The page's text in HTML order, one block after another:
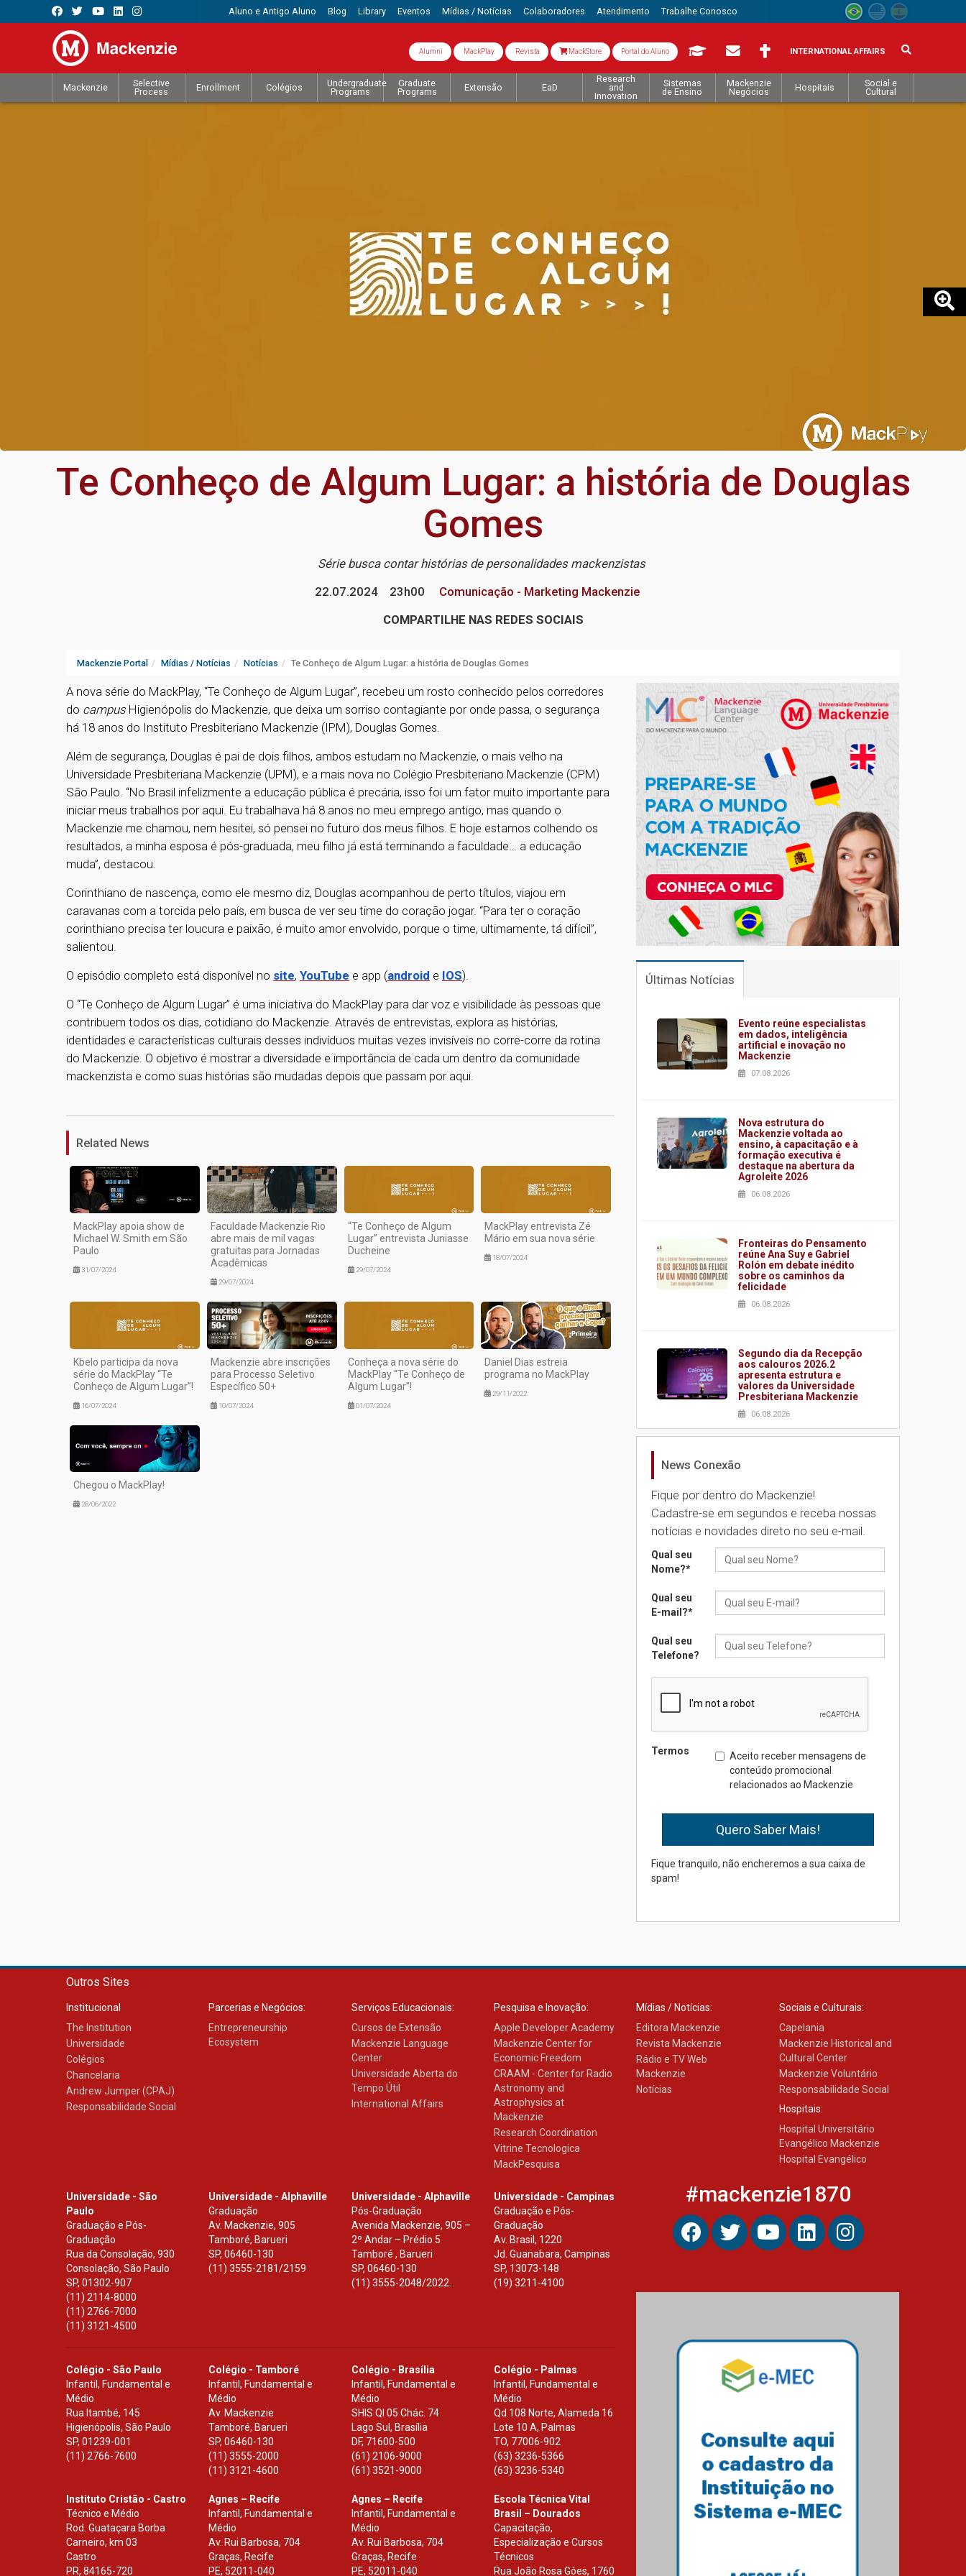
Aluno e Antigo Aluno Blog Library Eventos Mídias / Notícias Colaboradores Atendimento Trabalhe Conosco
Alumni MackPlay Revista MackStore Portal do Aluno INTERNATIONAL AFFAIRS
Mackenzie
Selective
Process
Enrollment Colégios
Undergraduate
Programs
Graduate
Programs
Extensão EaD
Research
and
Innovation
Sistemas
de Ensino
Mackenzie
Negócios
Hospitais
Social e
Cultural
Te Conheço de Algum Lugar: a história de Douglas
Gomes
Série busca contar histórias de personalidades mackenzistas
22.07.2024
23h00
Comunicação - Marketing Mackenzie
COMPARTILHE NAS REDES SOCIAIS
Mackenzie Portal Mídias / Notícias Notícias Te Conheço de Algum Lugar: a história de Douglas Gomes
A nova série do MackPlay, “Te Conheço de Algum Lugar”, recebeu um rosto conhecido pelos corredores
do campusHigienópolis do Mackenzie, que deixa um sorriso contagiante por onde passa, o segurança
há 18 anos do Instituto Presbiteriano Mackenzie (IPM), Douglas Gomes.
Além de segurança, Douglas é pai de dois filhos, ambos estudam no Mackenzie, o mais velho na
Universidade Presbiteriana Mackenzie (UPM), e a mais nova no Colégio Presbiteriano Mackenzie (CPM)
São Paulo. “No Brasil infelizmente a educação pública é precária, isso foi um fator muito importante para
iniciar meus trabalhos por aqui. Eu trabalhava há 8 anos no meu emprego antigo, mas quando o
Mackenzie me chamou, nem hesitei, só pensei no futuro dos meus filhos. E hoje estamos colhendo os
resultados, a minha esposa é pós-graduada, meu filho já está terminando a faculdade… a educação
muda”, destacou.
Corinthiano de nascença, como ele mesmo diz, Douglas acompanhou de perto títulos, viajou em
caravanas com a torcida pelo país, em busca de ver seu time do coração jogar. “Para ter o coração
corinthiano precisa ter loucura e paixão, é muito amor envolvido, porque o time, ultimamente, tá difícil”,
salientou.
O episódio completo está disponível no site, YouTube e app (android e IOS).
O “Te Conheço de Algum Lugar” é uma iniciativa do MackPlay para dar voz e visibilidade às pessoas que
contribuem todos os dias, cotidiano do Mackenzie. Através de entrevistas, explora as histórias,
identidades e características culturais desses indivíduos muitas vezes invisíveis no corre-corre da rotina
do Mackenzie. O objetivo é mostrar a diversidade e importância de cada um dentro da comunidade
mackenzista e como suas histórias são mudadas depois que passam por aqui.
1
Related News
MackPlay apoia show de
Michael W. Smith em São
Paulo
31/07/2024
Faculdade Mackenzie Rio
abre mais de mil vagas
gratuitas para Jornadas
Acadêmicas
29/07/2024
“Te Conheço de Algum
Lugar” entrevista Juniasse
Ducheine
29/07/2024
MackPlay entrevista Zé
Mário em sua nova série
18/07/2024
Kbelo participa da nova
série do MackPlay “Te
Conheço de Algum Lugar”!
16/07/2024
Mackenzie abre inscrições
para Processo Seletivo
Específico 50+
10/07/2024
Conheça a nova série do
MackPlay “Te Conheço de
Algum Lugar”!
01/07/2024
Daniel Dias estreia
programa no MackPlay
29/11/2022
Chegou o MackPlay!
28/06/2022
Últimas Notícias
Evento reúne especialistas
em dados, inteligência
artificial e inovação no
Mackenzie
07.08.2026
Nova estrutura do
Mackenzie voltada ao
ensino, à capacitação e à
formação executiva é
destaque na abertura da
Agroleite 2026
06.08.2026
Fronteiras do Pensamento
reúne Ana Suy e Gabriel
Rolón em debate inédito
sobre os caminhos da
felicidade
06.08.2026
Segundo dia da Recepção
aos calouros 2026.2
apresenta estrutura e
valores da Universidade
Presbiteriana Mackenzie
06.08.2026
Nova apresentação do
brasileira
05.08.2026
Universidade Mackenzie
realizará nova edição da
05.08.2026
Seminário discute desafios
das novas tecnologias em
04.08.2026
Mackenzie recepciona os
calouros do segundo
semestre de 2026
04.08.2026
Brasília prepara seus
estudantes para o PAS antes
mesmo do Ensino Médio
News Conexão
Fique por dentro do Mackenzie!
Cadastre-se em segundos e receba nossas
notícias e novidades direto no seu e-mail.
Qual seu
Nome?*
Qual seu
E-mail?*
Qual seu
Telefone?
Termos
Aceito receber mensagens de
conteúdo promocional
relacionados ao Mackenzie
Fique tranquilo, não encheremos a sua caixa de
spam!
Outros Sites
Institucional
The Institution
Universidade
Colégios
Chancelaria
Andrew Jumper (CPAJ)
Responsabilidade Social
Parcerias e Negócios:
Entrepreneurship
Ecosystem
Serviços Educacionais:
Cursos de Extensão
Mackenzie Language
Center
Universidade Aberta do
Tempo Útil
International Affairs
Pesquisa e Inovação:
Apple Developer Academy
Mackenzie Center for
Economic Freedom
CRAAM - Center for Radio
Astronomy and
Astrophysics at
Mackenzie
Research Coordination
Vitrine Tecnologica
MackPesquisa
Mídias / Notícias:
Editora Mackenzie
Revista Mackenzie
Rádio e TV Web
Mackenzie
Notícias
Sociais e Culturais:
Capelania
Mackenzie Historical and
Cultural Center
Mackenzie Voluntário
Responsabilidade Social
Hospitais:
Hospital Universitário
Evangélico Mackenzie
Hospital Evangélico
Universidade - São
Paulo
Graduação e Pós-
Graduação
Rua da Consolação, 930
Consolação, São Paulo
SP, 01302-907
(11) 2114-8000
(11) 2766-7000
(11) 3121-4500
Universidade - Alphaville
Graduação
Av. Mackenzie, 905
Tamboré, Barueri
SP,06460-130
(11) 3555-2181/2159
Universidade - Alphaville
Pós-Graduação
Avenida Mackenzie, 905 –
2º Andar – Prédio 5
Tamboré , Barueri
SP, 06460-130
(11) 3555-2048/2022.
Universidade - Campinas
Graduação e Pós-
Graduação
Av. Brasil, 1220
Jd. Guanabara, Campinas
SP, 13073-148
(19) 3211-4100
Colégio - São Paulo
Infantil, Fundamental e
Médio
Rua Itambé, 145
Higienópolis, São Paulo
SP, 01239-001
(11) 2766-7600
Colégio - Tamboré
Infantil, Fundamental e
Médio
Av. Mackenzie
Tamboré, Barueri
SP,06460-130
(11) 3555-2000
(11) 3121-4600
Colégio - Brasília
Infantil, Fundamental e
Médio
SHIS Ql 05 Chác. 74
Lago Sul, Brasília
DF, 71600-500
(61) 2106-9000
(61) 3521-9000
Colégio - Palmas
Infantil, Fundamental e
Médio
Qd.108 Norte, Alameda 16
Lote 10 A, Palmas
TO, 77006-902
(63) 3236-5366
(63) 3236-5340
Instituto Cristão - Castro
Técnico e Médio
Rod. Guataçara Borba
Carneiro, km 03
Castro
PR, 84165-720
Agnes – Recife
Infantil, Fundamental e
Médio
Av. Rui Barbosa, 704
Graças, Recife
PE, 52011-040
Agnes – Recife
Infantil, Fundamental e
Médio
Av. Rui Barbosa, 704
Graças, Recife
PE, 52011-040
Escola Técnica Vital
Brasil – Dourados
Capacitação,
Especialização e Cursos
Técnicos
Rua João Rosa Góes, 1760
#mackenzie1870